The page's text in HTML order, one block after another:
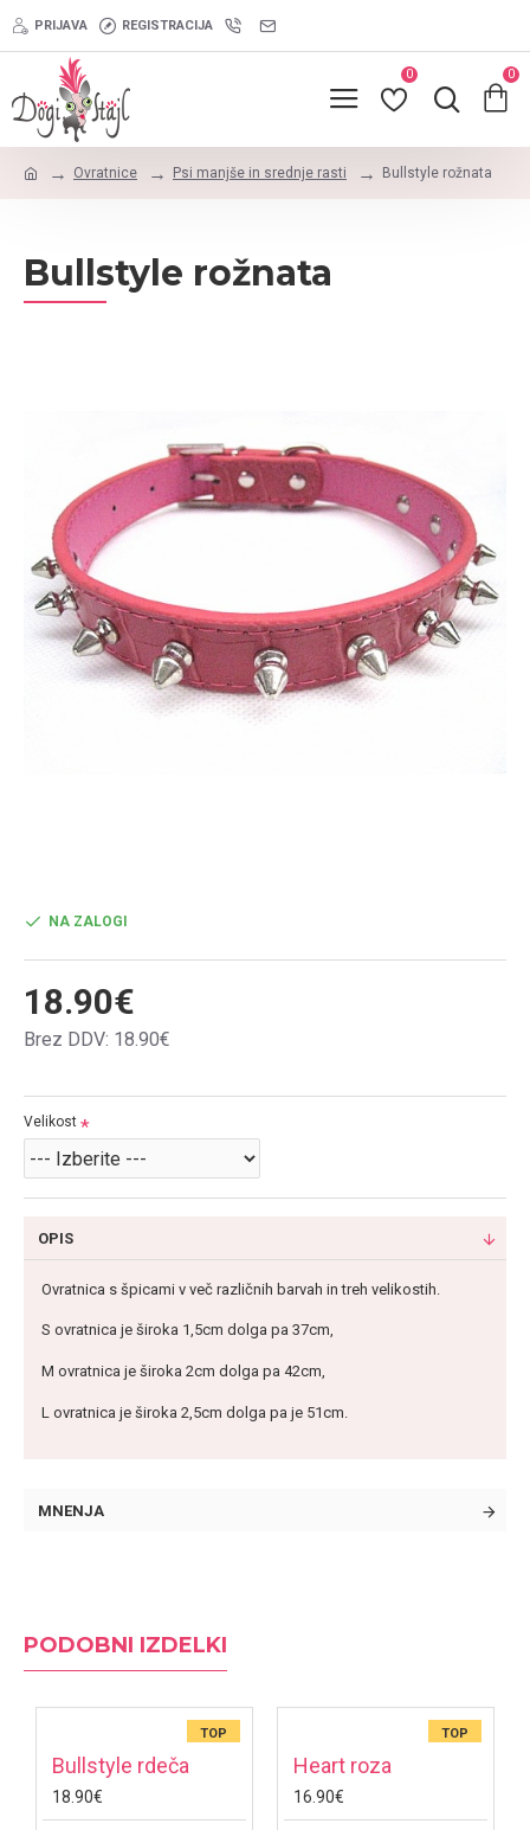
PRIJAVA REGISTRACIJA
0 0
Ovratnice Psi manjše in srednje rasti Bullstyle rožnata
Bullstyle rožnata
18.90€
Brez DDV: 18.90€
NA ZALOGI
Velikost
OPIS
Ovratnica s špicami v več različnih barvah in treh velikostih.
S ovratnica je široka 1,5cm dolga pa 37cm,
M ovratnica je široka 2cm dolga pa 42cm,
L ovratnica je široka 2,5cm dolga pa je 51cm.
MNENJA
PODOBNI IZDELKI
TOP
Bullstyle rdeča
18.90€
TOP
Heart roza
16.90€